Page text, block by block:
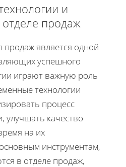
и
продаж
является одной
успешного
играют важную роль
технологии
процесс
улучшать качество
на их
инструментам,
в отделе продаж,